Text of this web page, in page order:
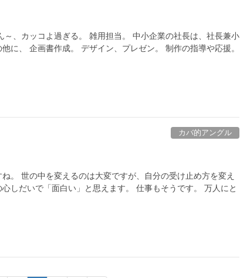
～、カッコよ過ぎる。 雑用担当。 中小企業の社長は、社長兼小
に、 企画書作成。 デザイン、プレゼン。 制作の指導や応援。
カバ的アングル
。 世の中を変えるのは大変ですが、自分の受け止め方を変え
しだいで「面白い」と思えます。 仕事もそうです。 万人にと